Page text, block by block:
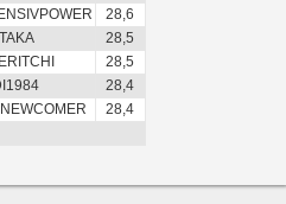
28,6
28,5
28,5
28,4
28,4